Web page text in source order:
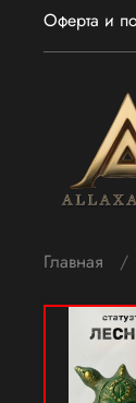
Оферта и
Главная